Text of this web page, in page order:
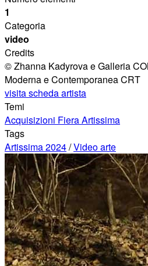
1
Categoria
video
Credits
© Zhanna Kadyrova e Galleria
Moderna e Contemporanea CRT
visita scheda artista
Temi
Acquisizioni Fiera Artissima
Tags
Artissima 2024/Video arte